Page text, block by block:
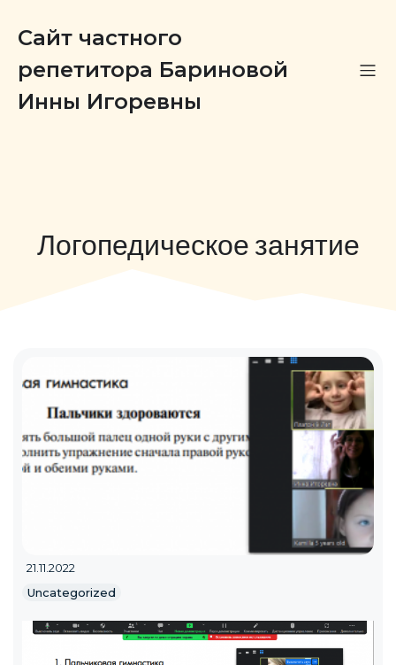
Сайт частного
репетитора Бариновой
Инны Игоревны
Логопедическое занятие
21.11.2022
Uncategorized